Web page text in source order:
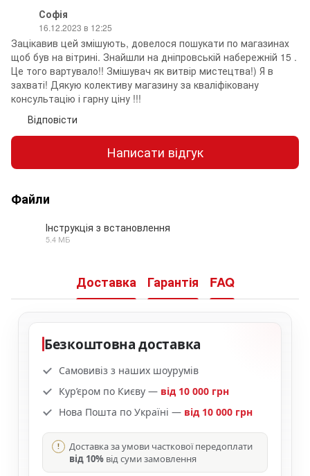
Софія
16.12.2023 в 12:25
Зацікавив цей змішують, довелося пошукати по магазинах
щоб був на вітрині. Знайшли на дніпровській набережній 15 .
Це того вартувало!! Змішувач як витвір мистецтва!) Я в
захваті! Дякую колективу магазину за кваліфіковану
консультацію і гарну ціну !!!
Відповісти
Написати відгук
Файли
Інструкція з встановлення
5.4 МБ
Доставка Гарантія FAQ
Безкоштовна доставка
Самовивіз з наших шоурумів
Кур’єром по Києву — від 10 000 грн
Нова Пошта по Україні — від 10 000 грн
Доставка за умови часткової передоплати
від 10% від суми замовлення